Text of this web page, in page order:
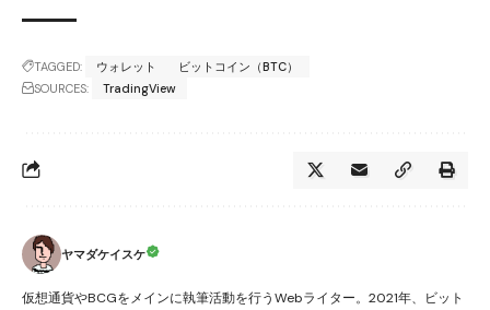
TAGGED: ウォレット
ビットコイン（BTC）
SOURCES:
TradingView
ヤマダケイスケ
仮想通貨やBCGをメインに執筆活動を行うWebライター。2021年、ビット